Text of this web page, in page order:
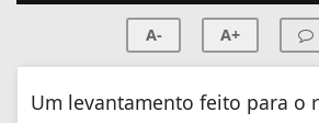
A- A+
Um levantamento feito para o